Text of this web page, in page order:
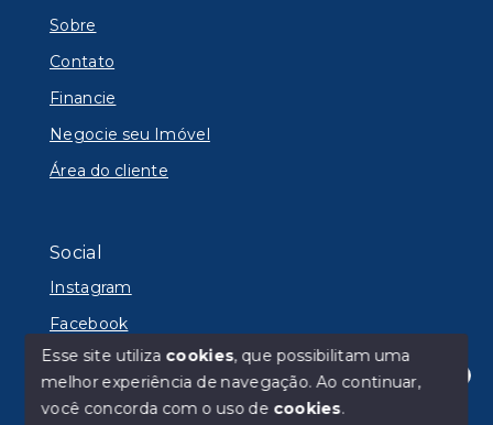
Olá! Estamos disponíveis para te ajudar.
Sobre
Contato
Financie
Negocie seu Imóvel
Área do cliente
Social
Instagram
Facebook
© Copyright 2026 - Lyon Imóveis - Todos os direitos
Esse site utiliza cookies, que possibilitam uma
melhor experiência de navegação.Ao continuar,
você concorda com o uso de cookies.